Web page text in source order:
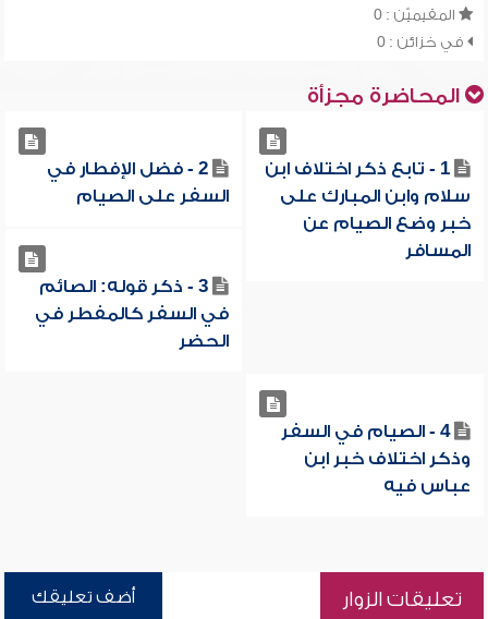
المقيميّن : 0
في خزائن : 0
المحاضرة مجزأة
1 - تابع ذكر اختلاف ابن
سلام وابن المبارك على
خبر وضع الصيام عن
المسافر
2 - فضل الإفطار في
السفر على الصيام
3 - ذكر قوله: الصائم
في السفر كالمفطر في
الحضر
4 - الصيام في السفر
وذكر اختلاف خبر ابن
عباس فيه
تعليقات الزوار أضف تعليقك